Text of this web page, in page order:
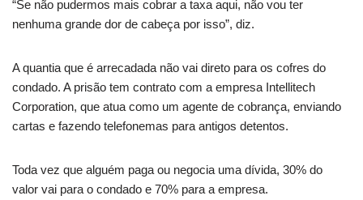
“Se não pudermos mais cobrar a taxa aqui, não vou ter
nenhuma grande dor de cabeça por isso”, diz.
A quantia que é arrecadada não vai direto para os cofres do
condado. A prisão tem contrato com a empresa Intellitech
Corporation, que atua como um agente de cobrança, enviando
cartas e fazendo telefonemas para antigos detentos.
Toda vez que alguém paga ou negocia uma dívida, 30% do
valor vai para o condado e 70% para a empresa.